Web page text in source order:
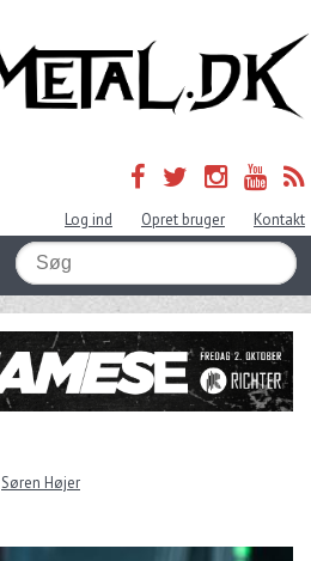
Log ind Opret bruger Kontakt
Søren Højer